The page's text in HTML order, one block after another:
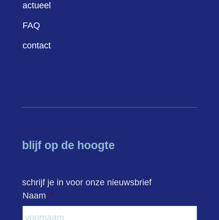
actueel
FAQ
contact
blijf op de hoogte
schrijf je in voor onze nieuwsbrief
Naam *